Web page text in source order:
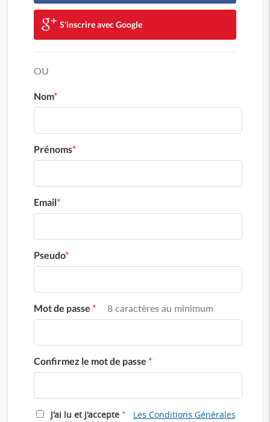
S'inscrire avec Google
OU
Nom*
Prénoms*
Email*
Pseudo*
Mot de passe * 8 caractères au minimum
Confirmez le mot de passe *
J'ai lu et j'accepte *
Les Conditions Générales